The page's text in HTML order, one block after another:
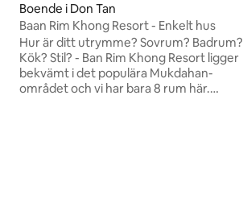
Boende i Don Tan
Baan Rim Khong Resort - Enkelt hus
Hur är ditt utrymme? Sovrum? Badrum?
Kök? Stil? - Ban Rim Khong Resort ligger
bekvämt i det populära Mukdahan-
området och vi har bara 8 rum här.